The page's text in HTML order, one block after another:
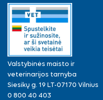
Valstybinės maisto ir
veterinarijos tarnyba
Siesikų g. 19 LT-07170 Vilnius
0 800 40 403